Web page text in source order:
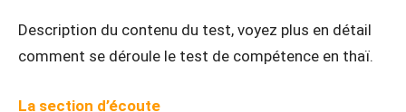
Description du contenu du test, voyez plus en détail
comment se déroule le test de compétence en thaï.
La section d’écoute